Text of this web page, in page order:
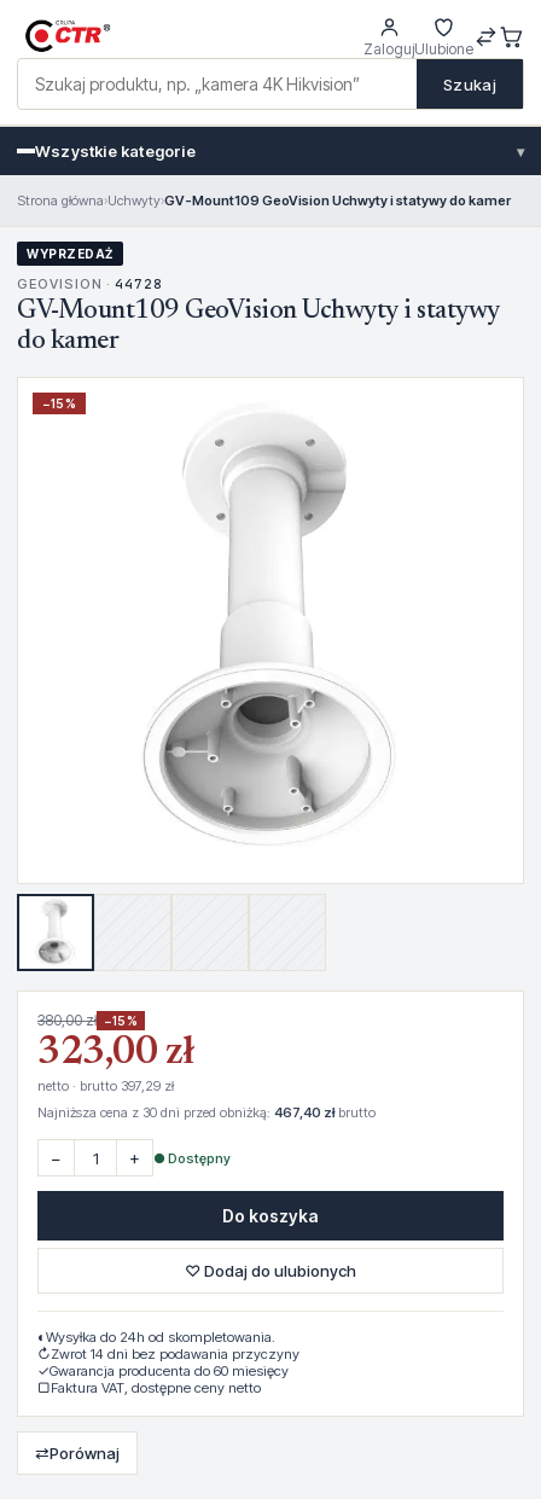
Szukaj
ZalogujUlubione
Wszystkie kategorie ▾
Strona główna›Uchwyty›GV-Mount109 GeoVision Uchwyty i statywy do kamer
WYPRZEDAŻ
GEOVISION · 44728
GV-Mount109 GeoVision Uchwyty i statywy
do kamer
−15%
380,00 zł −15%
323,00 zł
netto · brutto 397,29 zł
Najniższa cena z 30 dni przed obniżką: 467,40 złbrutto
− + ● Dostępny
Do koszyka
♡ Dodaj do ulubionych
◐ Wysyłka do 24h od skompletowania.
↻Zwrot 14 dni bez podawania przyczyny
✓Gwarancja producenta do 60 miesięcy
▢Faktura VAT, dostępne ceny netto
⇄Porównaj